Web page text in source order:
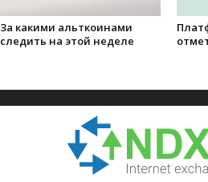
За какими альткоинами
следить на этой неделе